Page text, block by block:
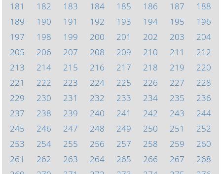
181
182 183 184 185 186 187
188
189
190 191 192 193 194 195
196
197
198 199 200 201 202 203
204
205
206 207 208 209 210 211
212
213
214 215 216 217 218 219
220
221
222 223 224 225 226 227
228
229
230 231 232 233 234 235
236
237
238 239 240 241 242 243
244
245
246 247 248 249 250 251
252
253
254 255 256 257 258 259
260
261
262 263 264 265 266 267
268